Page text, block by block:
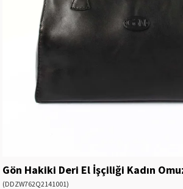
Gön Hakiki Deri El İşçiliği Kadın
(DDZW762Q2141001)